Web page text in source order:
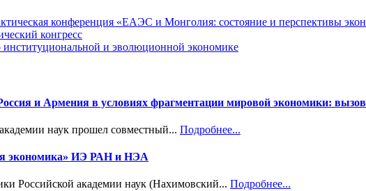
конференция «ЕАЭС и Монголия: состояние и перспективы
конгресс
и эволюционной экономике
и Армения в условиях фрагментации мировой экономики:
наук прошел совместный... Подробнее...
экономика» ИЭ РАН и НЭА
Российской академии наук (Нахимовский... Подробнее...